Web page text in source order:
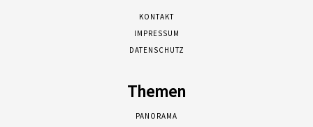
KONTAKT
IMPRESSUM
DATENSCHUTZ
Themen
PANORAMA